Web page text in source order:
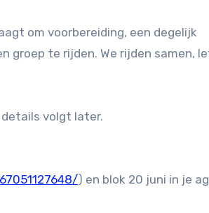
om voorbereiding, een degelijk
groep te rijden. We rijden samen,
volgt later.
) en blok 20 juni in je